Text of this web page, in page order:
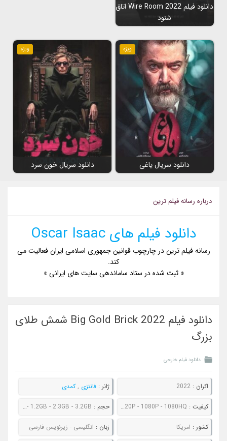
دانلود فیلم Wire Room 2022 اتاق
شنود
ویژه
دانلود سریال یاغی
ویژه
دانلود سریال خون سرد
درباره رسانه فیلم ترین
دانلود فیلم های Oscar Isaac
رسانه فیلم ترین در چارچوب قوانین جمهوری اسلامی ایران فعالیت می
کند.
« ثبت شده در ستاد ساماندهی سایت های ایرانی »
دانلود فیلم Big Gold Brick 2022 شمش طلای
بزرگ
دانلود فیلم خارجی
اکران :2022 ژانر : فانتزی ,کمدی
کیفیت : 480P - 720P - 1080P - 1080HQ حجم : 843MB - 1.2GB - 2.3GB - 3.2GB
کشور : امریکا زبان : انگلیسی - زیرنویس فارسی